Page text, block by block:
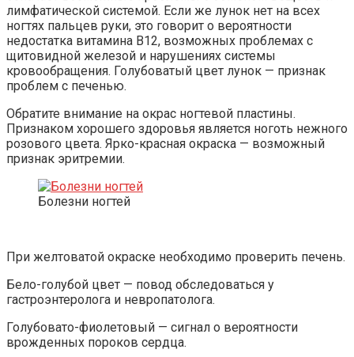
лимфатической системой. Если же лунок нет на всех
ногтях пальцев руки, это говорит о вероятности
недостатка витамина В12, возможных проблемах с
щитовидной железой и нарушениях системы
кровообращения. Голубоватый цвет лунок — признак
проблем с печенью.
Обратите внимание на окрас ногтевой пластины.
Признаком хорошего здоровья является ноготь нежного
розового цвета. Ярко-красная окраска — возможный
признак эритремии.
Болезни ногтей
При желтоватой окраске необходимо проверить печень.
Бело-голубой цвет — повод обследоваться у
гастроэнтеролога и невропатолога.
Голубовато-фиолетовый — сигнал о вероятности
врожденных пороков сердца.